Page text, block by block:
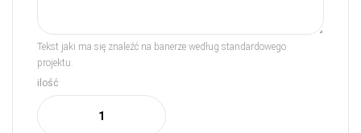
Tekst jaki ma się znaleźć na banerze według standardowego
projektu.
ilość